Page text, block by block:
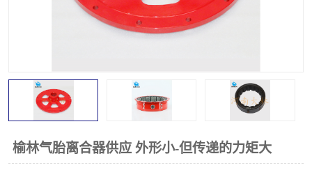
榆林气胎离合器供应 外形小-但传递的力矩大
实芯轮胎